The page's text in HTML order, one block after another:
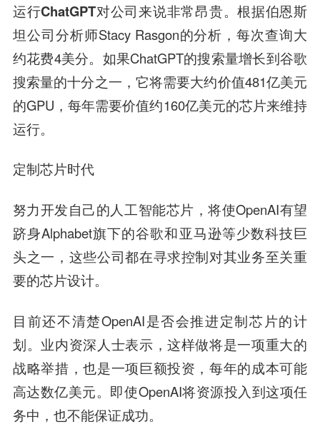
运行ChatGPT对公司来说非常昂贵。根据伯恩斯
坦公司分析师Stacy Rasgon的分析，每次查询大
约花费4美分。如果ChatGPT的搜索量增长到谷歌
搜索量的十分之一，它将需要大约价值481亿美元
的GPU，每年需要价值约160亿美元的芯片来维持
运行。
定制芯片时代
努力开发自己的人工智能芯片，将使OpenAI有望
跻身Alphabet旗下的谷歌和亚马逊等少数科技巨
头之一，这些公司都在寻求控制对其业务至关重
要的芯片设计。
目前还不清楚OpenAI是否会推进定制芯片的计
划。 业内资深人士表示，这样做将是一项重大的
战略举措，也是一项巨额投资，每年的成本可能
高达数亿美元。即使OpenAI将资源投入到这项任
务中，也不能保证成功。